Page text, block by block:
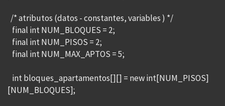
/* atributos (datos - constantes, variables ) */
final int NUM_BLOQUES = 2;
final int NUM_PISOS = 2;
final int NUM_MAX_APTOS = 5;
int bloques_apartamentos[][] = new int[NUM_PISOS]
[NUM_BLOQUES];